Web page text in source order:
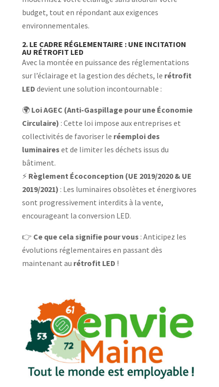
budget, tout en répondant aux exigences
environnementales.
2. LE CADRE RÉGLEMENTAIRE : UNE INCITATION
AU RÉTROFIT LED
Avec la montée en puissance des réglementations
sur l’éclairage et la gestion des déchets, le rétrofit
LED devient une solution incontournable :
🌍 Loi AGEC (Anti-Gaspillage pour une Économie
Circulaire) : Cette loi impose aux entreprises et
collectivités de favoriser le réemploi des
luminaires et de limiter les déchets issus du
bâtiment.
⚡ Règlement Écoconception (UE 2019/2020 & UE
2019/2021) : Les luminaires obsolètes et énergivores
sont progressivement interdits à la vente,
encourageant la conversion LED.
👉 Ce que cela signifie pour vous : Anticipez les
évolutions réglementaires en passant dès
maintenant au rétrofit LED !